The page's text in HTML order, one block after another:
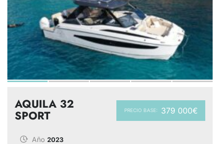
PRECIO BASE: 379 000€
AQUILA 32
SPORT
Año 2023